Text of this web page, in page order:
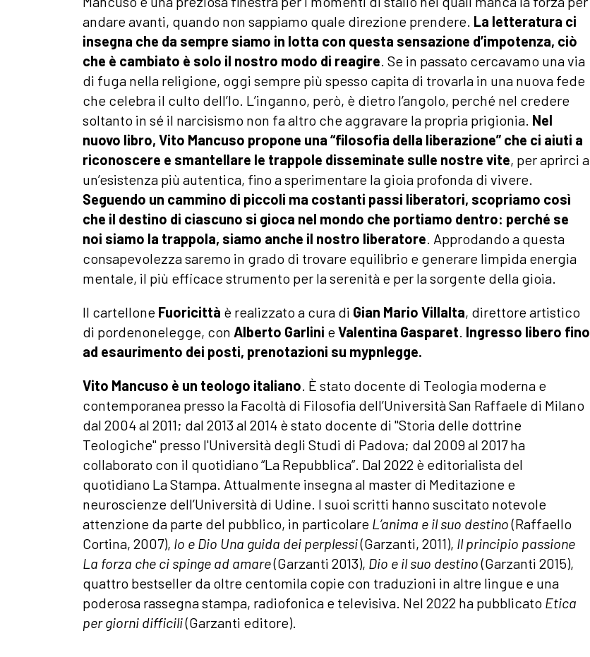
andare avanti, quando non sappiamo quale direzione prendere. La letteratura ci
insegna che da sempre siamo in lotta con questa sensazione d’impotenza, ciò
che è cambiato è solo il nostro modo di reagire. Se in passato cercavamo una via
di fuga nella religione, oggi sempre più spesso capita di trovarla in una nuova fede
che celebra il culto dell’Io. L’inganno, però, è dietro l’angolo, perché nel credere
soltanto in sé il narcisismo non fa altro che aggravare la propria prigionia. Nel
nuovo libro, Vito Mancuso propone una “filosofia della liberazione” che ci aiuti a
riconoscere e smantellare le trappole disseminate sulle nostre vite, per aprirci a
un’esistenza più autentica, fino a sperimentare la gioia profonda di vivere.
Seguendo un cammino di piccoli ma costanti passi liberatori, scopriamo così
che il destino di ciascuno si gioca nel mondo che portiamo dentro: perché se
noi siamo la trappola, siamo anche il nostro liberatore. Approdando a questa
consapevolezza saremo in grado di trovare equilibrio e generare limpida energia
mentale, il più efficace strumento per la serenità e per la sorgente della gioia.
Il cartellone Fuoricittà è realizzato a cura di Gian Mario Villalta, direttore artistico
di pordenonelegge, con Alberto Garlini eValentina Gasparet. Ingresso libero fino
ad esaurimento dei posti, prenotazioni su mypnlegge.
Vito Mancuso è un teologo italiano. È stato docente di Teologia moderna e
contemporanea presso la Facoltà di Filosofia dell’Università San Raffaele di Milano
dal 2004 al 2011; dal 2013 al 2014 è stato docente di "Storia delle dottrine
Teologiche" presso l'Università degli Studi di Padova; dal 2009 al 2017 ha
collaborato con il quotidiano “La Repubblica”. Dal 2022 è editorialista del
quotidiano La Stampa. Attualmente insegna al master di Meditazione e
neuroscienze dell’Università di Udine. I suoi scritti hanno suscitato notevole
attenzione da parte del pubblico, in particolare L’anima e il suo destino(Raffaello
Cortina, 2007), Io e Dio Una guida dei perplessi(Garzanti, 2011), Il principio passione
La forza che ci spinge ad amare(Garzanti 2013), Dio e il suo destino(Garzanti 2015),
quattro bestseller da oltre centomila copie con traduzioni in altre lingue e una
poderosa rassegna stampa, radiofonica e televisiva. Nel 2022 ha pubblicato Etica
per giorni difficili(Garzanti editore).